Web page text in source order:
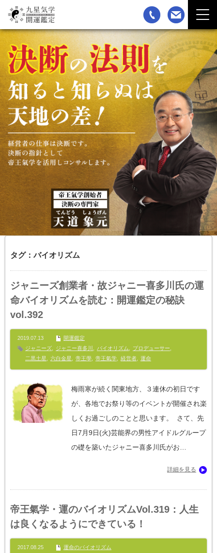
タグ：バイオリズム
ジャニーズ創業者・故ジャニー喜多川氏の運
命バイオリズムを読む：開運鑑定の秘訣
vol.392
2019.07.13
開運鑑定
ジャニーズ
ジャニー喜多川 バイオリズム プロデューサー
二黒土星
六白金星 帝王學 帝王氣学 経営者 運命
梅雨寒が続く関東地方、３連休の初日です
が、各地でお祭り等のイベントが開催され楽
しくお過ごしのことと思います。 さて、先
日7月9日(火)芸能界の男性アイドルグループ
の礎を築いたジャニー喜多川氏がお…
詳細を見る
帝王氣学・運のバイオリズムVol.319：人生
は良くなるようにできている！
2017.08.25
運命のバイオリズム